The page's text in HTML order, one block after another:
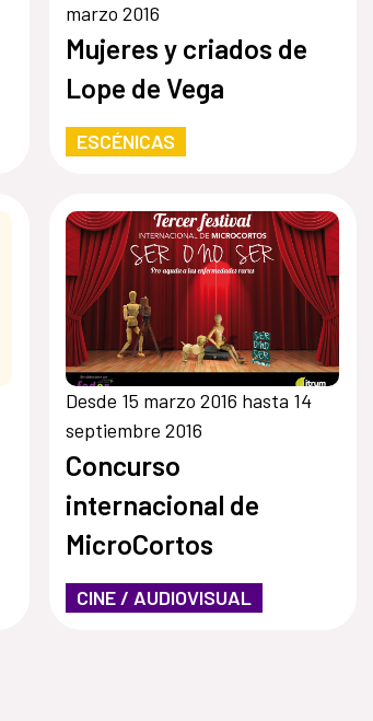
marzo 2016
Mujeres y criados de
Lope de Vega
ESCÉNICAS
Desde 15 marzo 2016 hasta 14
septiembre 2016
Concurso
internacional de
MicroCortos
CINE / AUDIOVISUAL